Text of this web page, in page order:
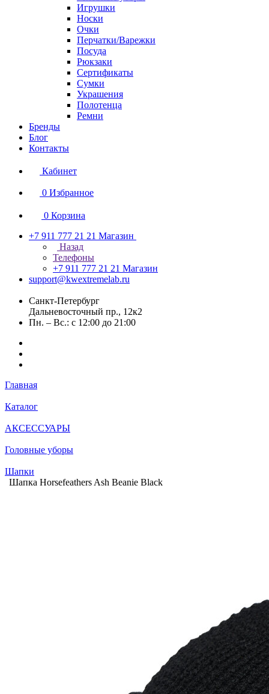
Игрушки
Носки
Очки
Перчатки/Варежки
Посуда
Рюкзаки
Сертификаты
Сумки
Украшения
Полотенца
Ремни
Бренды
Блог
Контакты
Кабинет
0 Избранное
0 Корзина
+7 911 777 21 21 Магазин
Назад
Телефоны
+7 911 777 21 21 Магазин
support@kwextremelab.ru
Санкт-Петербург
Дальневосточный пр., 12к2
Пн. – Вс.: с 12:00 до 21:00
Главная
Каталог
АКСЕССУАРЫ
Головные уборы
Шапки
Шапка Horsefeathers Ash Beanie Black